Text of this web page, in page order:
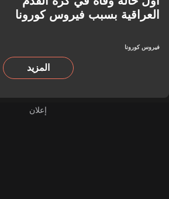
العراقية بسبب فيروس كورونا
فيروس كورونا
المزيد